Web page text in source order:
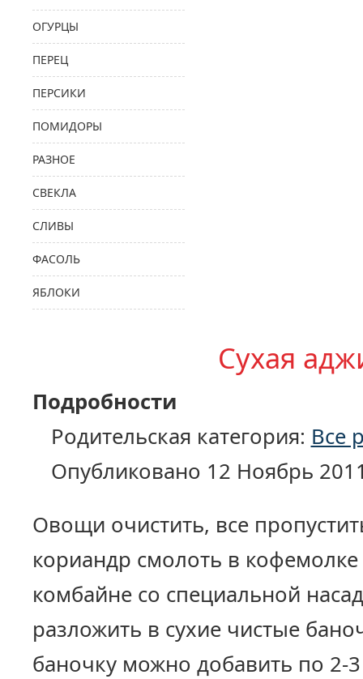
ОГУРЦЫ
ПЕРЕЦ
ПЕРСИКИ
ПОМИДОРЫ
РАЗНОЕ
СВЕКЛА
СЛИВЫ
ФАСОЛЬ
ЯБЛОКИ
Сухая
Подробности
Родительская категория: Все
Опубликовано 12 Ноябрь
Овощи очистить, все
кориандр смолоть в
комбайне со специальной
разложить в сухие чистые
баночку можно добавить по 2-